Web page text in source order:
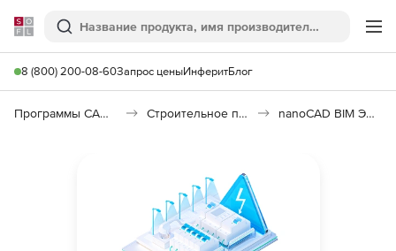
Softline
Поиск
8 (800) 200-08-60Запрос ценыИнферитБлог
Программы САПР и ГИС Строительное программное обеспечение nanoCAD BIM Электро 26